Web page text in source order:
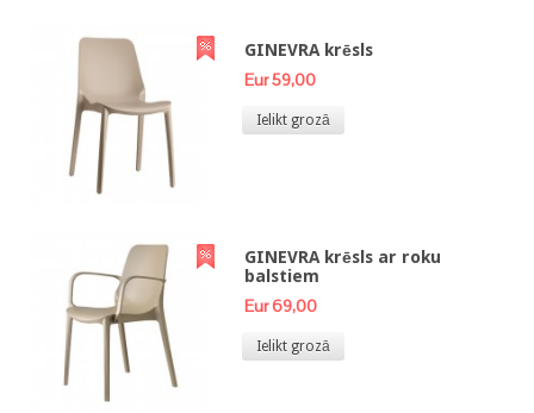
GINEVRA krēsls
Eur 59,00
Ielikt grozā
GINEVRA krēsls ar roku
balstiem
Eur 69,00
Ielikt grozā